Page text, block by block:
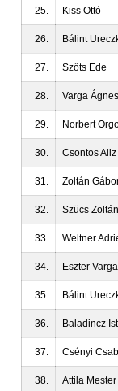
25. Kiss Ottó
26. Bálint
27. Szőts Ede
28. Varga Ágnes
29. Norbert
30. Csontos Aliz
31. Zoltán
32. Szücs Zoltán
33. Weltner
34. Eszter Varga
35. Bálint
36. Baladincz
37. Csényi
38. Attila Mester